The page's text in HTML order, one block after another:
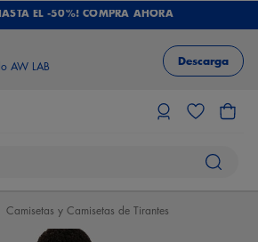
EL -50%! COMPRA AHORA
AW LAB Descarga
Camisetas y Camisetas de Tirantes